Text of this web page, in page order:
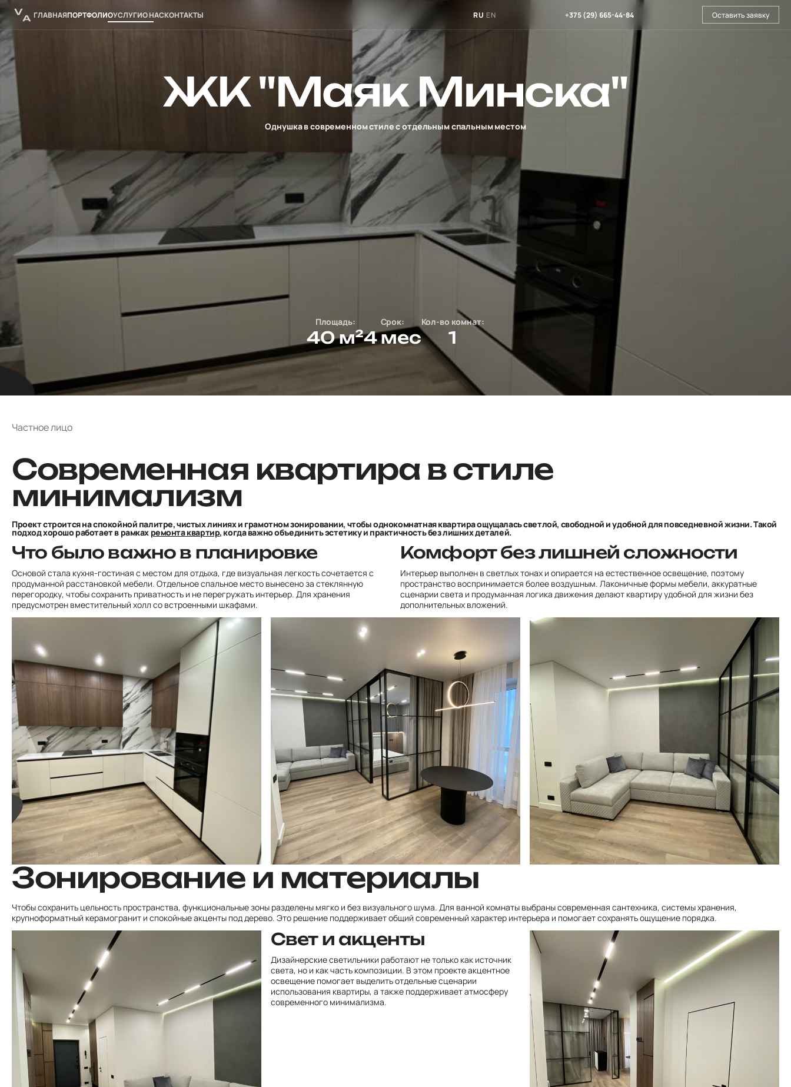
ГЛАВНАЯПОРТФОЛИОУСЛУГИО НАСКОНТАКТЫ RU EN +375 (29) 665-44-84 Оставить заявку
ЖК "Маяк Минска"
Однушка в современном стиле с отдельным спальным местом
Площадь:
40 м²
Срок:
4 мес
Кол-во комнат:
1
Частное лицо
Современная квартира в стиле
минимализм
Проект строится на спокойной палитре, чистых линиях и грамотном зонировании, чтобы однокомнатная квартира ощущалась светлой, свободной и удобной для повседневной жизни. Такой
подход хорошо работает в рамках ремонта квартир, когда важно объединить эстетику и практичность без лишних деталей.
Что было важно в планировке
Основой стала кухня-гостиная с местом для отдыха, где визуальная легкость сочетается с
продуманной расстановкой мебели. Отдельное спальное место вынесено за стеклянную
перегородку, чтобы сохранить приватность и не перегружать интерьер. Для хранения
предусмотрен вместительный холл со встроенными шкафами.
Комфорт без лишней сложности
Интерьер выполнен в светлых тонах и опирается на естественное освещение, поэтому
пространство воспринимается более воздушным. Лаконичные формы мебели, аккуратные
сценарии света и продуманная логика движения делают квартиру удобной для жизни без
дополнительных вложений.
Зонирование и материалы
Чтобы сохранить цельность пространства, функциональные зоны разделены мягко и без визуального шума. Для ванной комнаты выбраны современная сантехника, системы хранения,
крупноформатный керамогранит и спокойные акценты под дерево. Это решение поддерживает общий современный характер интерьера и помогает сохранять ощущение порядка.
Свет и акценты
Дизайнерские светильники работают не только как источник
света, но и как часть композиции. В этом проекте акцентное
освещение помогает выделить отдельные сценарии
использования квартиры, а также поддерживает атмосферу
современного минимализма.